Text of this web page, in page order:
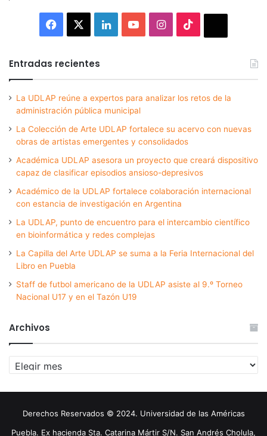
Facebook LinkedInYouTubeInstagram
Entradas recientes
La UDLAP reúne a expertos para analizar los retos de la
administración pública municipal
La Colección de Arte UDLAP fortalece su acervo con nuevas
obras de artistas emergentes y consolidados
Académica UDLAP asesora un proyecto que creará dispositivo
capaz de clasificar episodios ansioso-depresivos
Académico de la UDLAP fortalece colaboración internacional
con estancia de investigación en Argentina
La UDLAP, punto de encuentro para el intercambio científico
en bioinformática y redes complejas
La Capilla del Arte UDLAP se suma a la Feria Internacional del
Libro en Puebla
Staff de futbol americano de la UDLAP asiste al 9.º Torneo
Nacional U17 y en el Tazón U19
Archivos
Archivos
Derechos Reservados © 2024. Universidad de las Américas
Puebla. Ex hacienda Sta. Catarina Mártir S/N. San Andrés Cholula,